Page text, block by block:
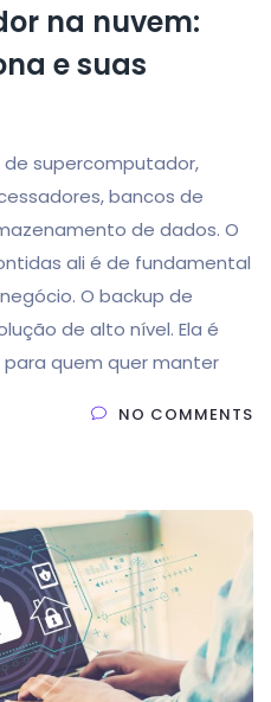
na nuvem:
e suas
de supercomputador,
bancos de
de dados. O
ali é de fundamental
O backup de
de alto nível. Ela é
quem quer manter
NO COMMENTS